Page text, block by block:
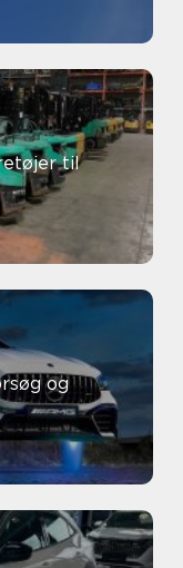
til
og